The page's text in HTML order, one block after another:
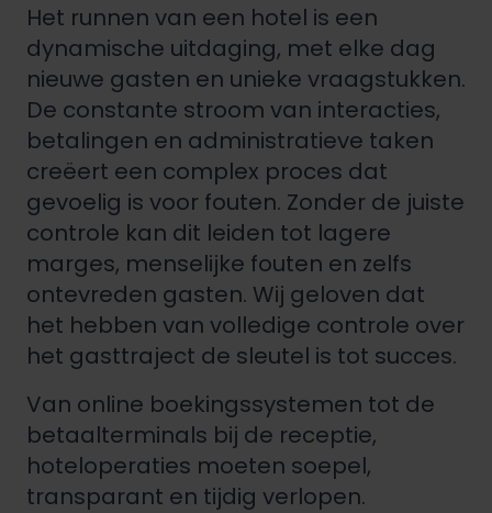
Het runnen van een hotel is een
dynamische uitdaging, met elke dag
nieuwe gasten en unieke vraagstukken.
De constante stroom van interacties,
betalingen en administratieve taken
creëert een complex proces dat
gevoelig is voor fouten. Zonder de juiste
controle kan dit leiden tot lagere
marges, menselijke fouten en zelfs
ontevreden gasten. Wij geloven dat
het hebben van volledige controle over
het gasttraject de sleutel is tot succes.
Van online boekingssystemen tot de
betaalterminals bij de receptie,
hoteloperaties moeten soepel,
transparant en tijdig verlopen.